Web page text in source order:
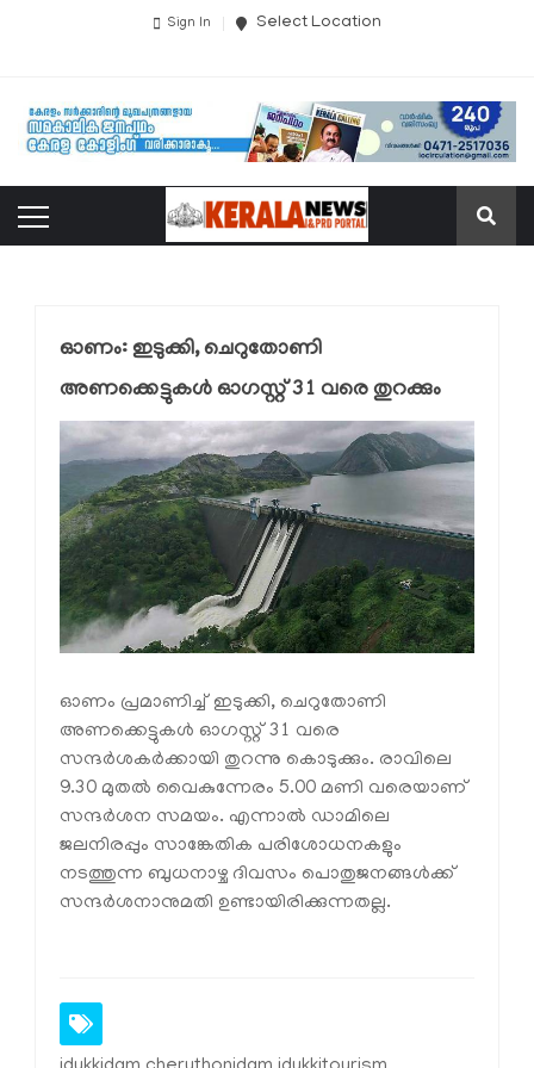
Sign In Select Location
ഓണം: ഇടുക്കി, ചെറുതോണി
അണക്കെട്ടുകള്‍ ഓഗസ്റ്റ് 31 വരെ തുറക്കും
ഓണം പ്രമാണിച്ച് ഇടുക്കി, ചെറുതോണി
അണക്കെട്ടുകള്‍ ഓഗസ്റ്റ് 31 വരെ
സന്ദര്‍ശകര്‍ക്കായി തുറന്നു കൊടുക്കും. രാവിലെ
9.30 മുതല്‍ വൈകുന്നേരം 5.00 മണി വരെയാണ്
സന്ദര്‍ശന സമയം. എന്നാല്‍ ഡാമിലെ
ജലനിരപ്പും സാങ്കേതിക പരിശോധനകളും
നടത്തുന്ന ബുധനാഴ്ച ദിവസം പൊതുജനങ്ങള്‍ക്ക്
സന്ദര്‍ശനാനുമതി ഉണ്ടായിരിക്കുന്നതല്ല.